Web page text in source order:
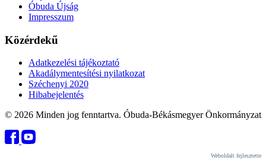
Óbuda Újság
Impresszum
Közérdekű
Adatkezelési tájékoztató
Akadálymentesítési nyilatkozat
Széchenyi 2020
Hibabejelentés
© 2026 Minden jog fenntartva. Óbuda-Békásmegyer Önkormányzat
Weboldalt fejlesztette